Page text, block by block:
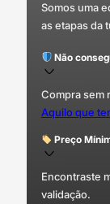
Somos uma
as etapas da
Não
Compra sem
Aquilo que
Preço
Encontraste
validação.